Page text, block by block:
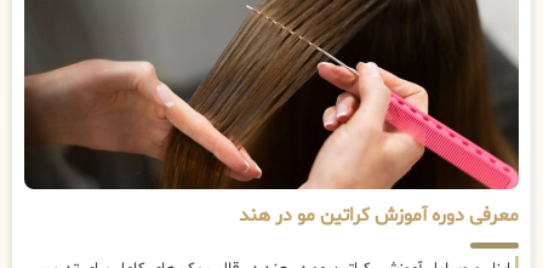
معرفی دوره آموزش کراتین مو در هند